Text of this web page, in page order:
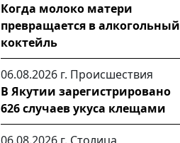
Когда молоко матери
превращается в алкогольный
коктейль
06.08.2026 г. Происшествия
В Якутии зарегистрировано
626 случаев укуса клещами